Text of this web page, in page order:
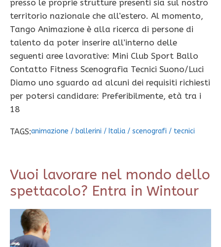
presso le proprie strutture presenti sia sul nostro
territorio nazionale che all’estero. Al momento,
Tango Animazione è alla ricerca di persone di
talento da poter inserire all’interno delle
seguenti aree lavorative: Mini Club Sport Ballo
Contatto Fitness Scenografia Tecnici Suono/Luci
Diamo uno sguardo ad alcuni dei requisiti richiesti
per potersi candidare: Preferibilmente, età tra i
18
TAGS:animazione / ballerini / Italia / scenografi / tecnici
Vuoi lavorare nel mondo dello
spettacolo? Entra in Wintour